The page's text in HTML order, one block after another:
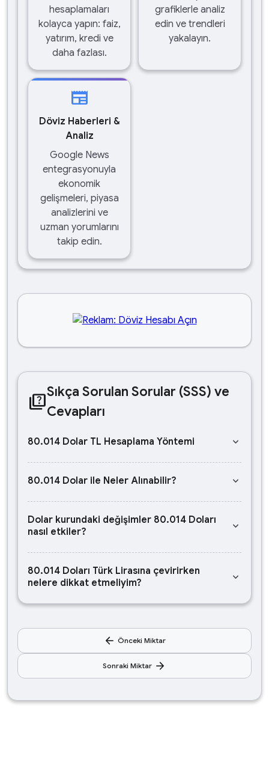
hesaplamaları
kolayca yapın: faiz,
yatırım, kredi ve
daha fazlası.
grafiklerle analiz
edin ve trendleri
yakalayın.
newspaper
Döviz Haberleri &
Analiz
Google News
entegrasyonuyla
ekonomik
gelişmeleri, piyasa
analizlerini ve
uzman yorumlarını
takip edin.
quizSıkça Sorulan Sorular (SSS) ve
Cevapları
80.014 Dolar TL Hesaplama Yöntemi keyboard_arrow_down
80.014 Dolar ile Neler Alınabilir? keyboard_arrow_down
Dolar kurundaki değişimler 80.014 Doları
nasıl etkiler?
keyboard_arrow_down
80.014 Doları Türk Lirasına çevirirken
nelere dikkat etmeliyim?
keyboard_arrow_down
arrow_back Önceki Miktar
Sonraki Miktar arrow_forward